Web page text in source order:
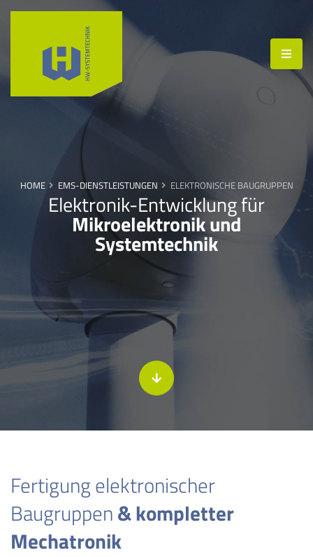
Elektronik-Entwicklung für
Mikroelektronik und
Systemtechnik
HOME EMS-DIENSTLEISTUNGEN ELEKTRONISCHE BAUGRUPPEN
Fertigung elektronischer
Baugruppen& kompletter
Mechatronik